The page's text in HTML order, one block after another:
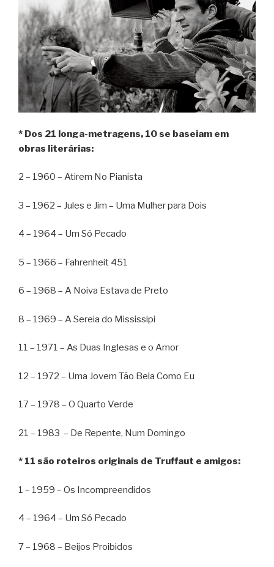
* Dos 21 longa-metragens, 10 se baseiam em
obras literárias:
2 – 1960 – Atirem No Pianista
3 – 1962 – Jules e Jim – Uma Mulher para Dois
4 – 1964 – Um Só Pecado
5 – 1966 – Fahrenheit 451
6 – 1968 – A Noiva Estava de Preto
8 – 1969 – A Sereia do Mississipi
11 – 1971 – As Duas Inglesas e o Amor
12 – 1972 – Uma Jovem Tão Bela Como Eu
17 – 1978 – O Quarto Verde
21 – 1983 – De Repente, Num Domingo
* 11 são roteiros originais de Truffaut e amigos:
1 – 1959 – Os Incompreendidos
4 – 1964 – Um Só Pecado
7 – 1968 – Beijos Proibidos